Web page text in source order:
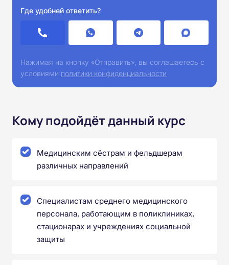
Где удобней ответить?
Нажимая на кнопку «Отправить», вы соглашаетесь с
условиями политики конфиденциальности
Кому подойдёт данный курс
Медицинским сёстрам и фельдшерам
различных направлений
Специалистам среднего медицинского
персонала, работающим в поликлиниках,
стационарах и учреждениях социальной
защиты